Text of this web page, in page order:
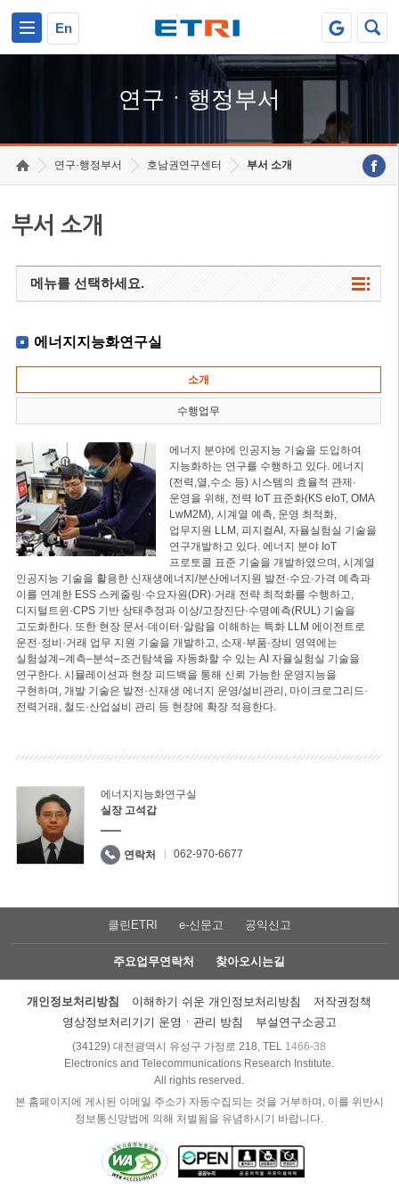
En
연구ㆍ행정부서
연구·행정부서 호남권연구센터 부서 소개
부서 소개
메뉴를 선택하세요.
에너지지능화연구실
소개
수행업무
에너지 분야에 인공지능 기술을 도입하여
지능화하는 연구를 수행하고 있다. 에너지
(전력,열,수소 등) 시스템의 효율적 관제·
운영을 위해, 전력 IoT 표준화(KS eIoT, OMA
LwM2M), 시계열 예측, 운영 최적화,
업무지원 LLM, 피지컬AI, 자율실험실 기술을
연구개발하고 있다. 에너지 분야 IoT
프로토콜 표준 기술을 개발하였으며, 시계열
인공지능 기술을 활용한 신재생에너지/분산에너지원 발전·수요·가격 예측과
이를 연계한 ESS 스케줄링·수요자원(DR)·거래 전략 최적화를 수행하고,
디지털트윈·CPS 기반 상태추정과 이상/고장진단·수명예측(RUL) 기술을
고도화한다. 또한 현장 문서·데이터·알람을 이해하는 특화 LLM 에이전트로
운전·정비·거래 업무 지원 기술을 개발하고, 소재·부품·장비 영역에는
실험설계–계측–분석–조건탐색을 자동화할 수 있는 AI 자율실험실 기술을
연구한다. 시뮬레이션과 현장 피드백을 통해 신뢰 가능한 운영지능을
구현하며, 개발 기술은 발전·신재생 에너지 운영/설비관리, 마이크로그리드·
전력거래, 철도·산업설비 관리 등 현장에 확장 적용한다.
에너지지능화연구실
실장 고석갑
연락처 062-970-6677
클린ETRI e-신문고 공익신고
주요업무연락처 찾아오시는길
개인정보처리방침 이해하기 쉬운 개인정보처리방침
저작권정책
영상정보처리기기 운영ㆍ관리 방침
부설연구소공고
(34129) 대전광역시 유성구 가정로 218, TEL 1466-38
Electronics and Telecommunications Research Institute.
All rights reserved.
본 홈페이지에 게시된 이메일 주소가 자동수집되는 것을 거부하며, 이를 위반시
정보통신망법에 의해 처벌됨을 유념하시기 바랍니다.